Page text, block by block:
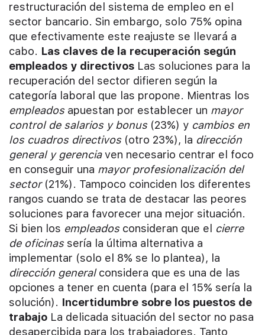
restructuración del sistema de empleo en el
sector bancario. Sin embargo, solo 75% opina
que efectivamente este reajuste se llevará a
cabo. Las claves de la recuperación según
empleados y directivos Las soluciones para la
recuperación del sector difieren según la
categoría laboral que las propone. Mientras los
empleadosapuestan por establecer un mayor
control de salarios y bonus (23%) y cambios en
los cuadros directivos (otro 23%), la dirección
general y gerenciaven necesario centrar el foco
en conseguir una mayor profesionalización del
sector (21%). Tampoco coinciden los diferentes
rangos cuando se trata de destacar las peores
soluciones para favorecer una mejor situación.
Si bien los empleadosconsideran que el cierre
de oficinassería la última alternativa a
implementar (solo el 8% se lo plantea), la
dirección generalconsidera que es una de las
opciones a tener en cuenta (para el 15% sería la
solución). Incertidumbre sobre los puestos de
trabajo La delicada situación del sector no pasa
desapercibida para los trabajadores. Tanto